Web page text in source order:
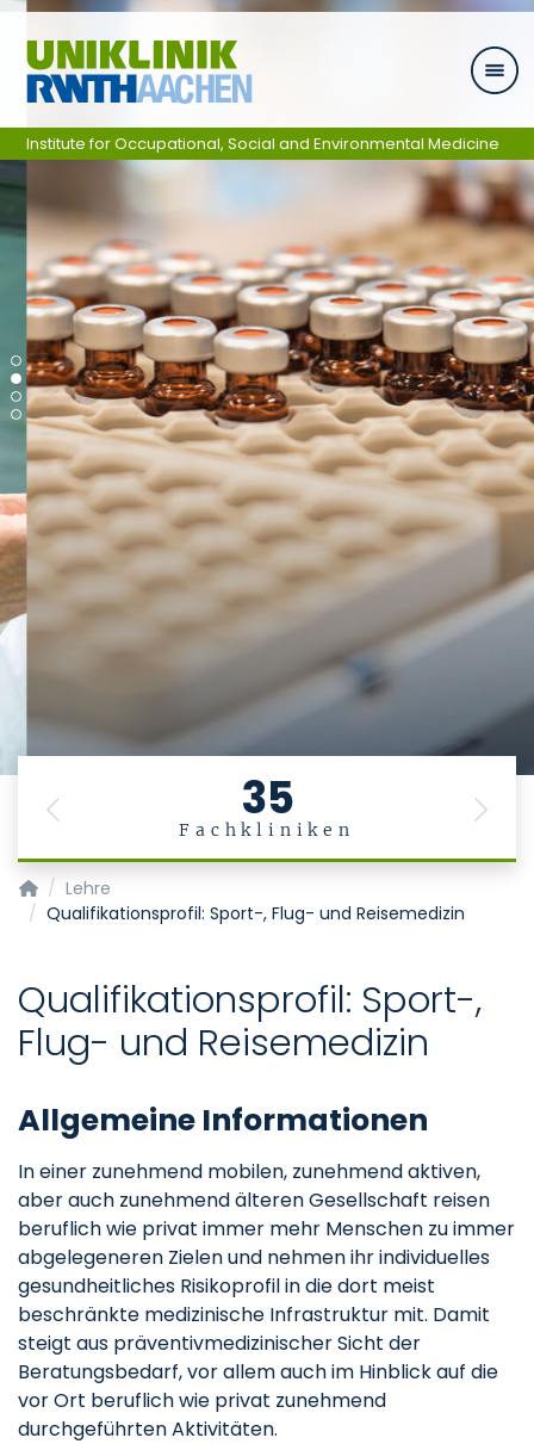
Skip navigation
35
Fachkliniken
Previous Next
Institute for Occupational, Social and Environmental Medicine
Institute for Occupational, Social and Environmental
Lehre
Qualifikationsprofil: Sport-, Flug- und Reisemedizin
Qualifikationsprofil: Sport-,
Flug- und Reisemedizin
Allgemeine Informationen
In einer zunehmend mobilen, zunehmend aktiven,
aber auch zunehmend älteren Gesellschaft reisen
beruflich wie privat immer mehr Menschen zu immer
abgelegeneren Zielen und nehmen ihr individuelles
gesundheitliches Risikoprofil in die dort meist
beschränkte medizinische Infrastruktur mit. Damit
steigt aus präventivmedizinischer Sicht der
Beratungsbedarf, vor allem auch im Hinblick auf die
vor Ort beruflich wie privat zunehmend
durchgeführten Aktivitäten.